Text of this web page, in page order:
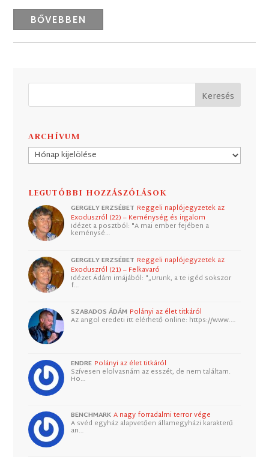
BŐVEBBEN
ARCHÍVUM
Archívum
LEGUTÓBBI HOZZÁSZÓLÁSOK
GERGELY ERZSÉBET Reggeli naplójegyzetek az
Exoduszról (22) – Keménység és irgalom
Idézet a posztból: "A mai ember fejében a
keménysé…
GERGELY ERZSÉBET Reggeli naplójegyzetek az
Exoduszról (21) – Felkavaró
Idézet Ádám imájából: "„Urunk, a te igéd sokszor
f…
SZABADOS ÁDÁM Polányi az élet titkáról
Az angol eredeti itt elérhető online: https://www.…
ENDRE Polányi az élet titkáról
Szívesen elolvasnám az esszét, de nem találtam.
Ho…
BENCHMARK A nagy forradalmi terror vége
A svéd egyház alapvetően államegyházi karakterű
an…